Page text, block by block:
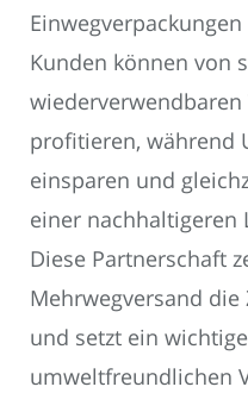
Kunden können von
wiederverwendbaren
profitieren, während
einsparen und
einer nachhaltigeren
Diese Partnerschaft
Mehrwegversand
und setzt ein
umweltfreundlichen